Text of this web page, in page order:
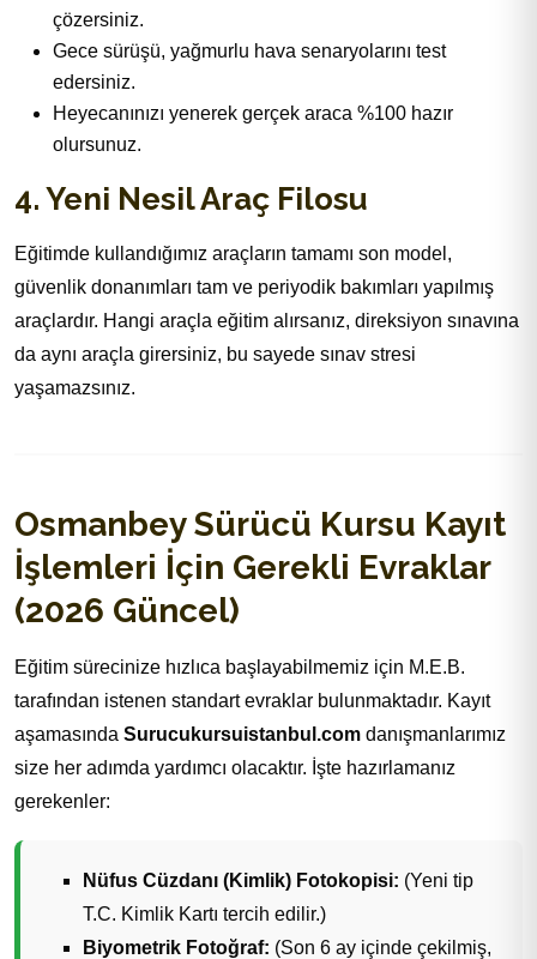
çözersiniz.
Gece sürüşü, yağmurlu hava senaryolarını test
edersiniz.
Heyecanınızı yenerek gerçek araca %100 hazır
olursunuz.
4. Yeni Nesil Araç Filosu
Eğitimde kullandığımız araçların tamamı son model,
güvenlik donanımları tam ve periyodik bakımları yapılmış
araçlardır. Hangi araçla eğitim alırsanız, direksiyon sınavına
da aynı araçla girersiniz, bu sayede sınav stresi
yaşamazsınız.
Osmanbey Sürücü Kursu Kayıt
İşlemleri İçin Gerekli Evraklar
(2026 Güncel)
Eğitim sürecinize hızlıca başlayabilmemiz için M.E.B.
tarafından istenen standart evraklar bulunmaktadır. Kayıt
aşamasında Surucukursuistanbul.com danışmanlarımız
size her adımda yardımcı olacaktır. İşte hazırlamanız
gerekenler:
Nüfus Cüzdanı (Kimlik) Fotokopisi: (Yeni tip
T.C. Kimlik Kartı tercih edilir.)
Biyometrik Fotoğraf: (Son 6 ay içinde çekilmiş,